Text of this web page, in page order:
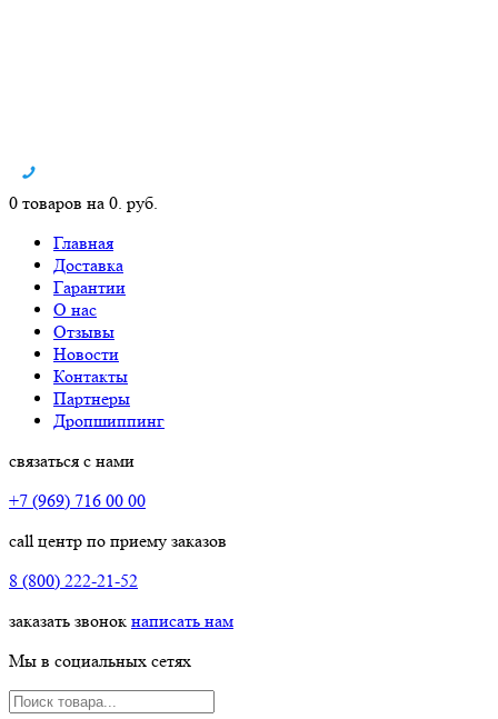
0 товаров на 0. руб.
Главная
Доставка
Гарантии
О нас
Отзывы
Новости
Контакты
Партнеры
Дропшиппинг
связаться с нами
+7 (969) 716 00 00
call центр по приему заказов
8 (800) 222-21-52
заказать звонок написать нам
Мы в социальных сетях